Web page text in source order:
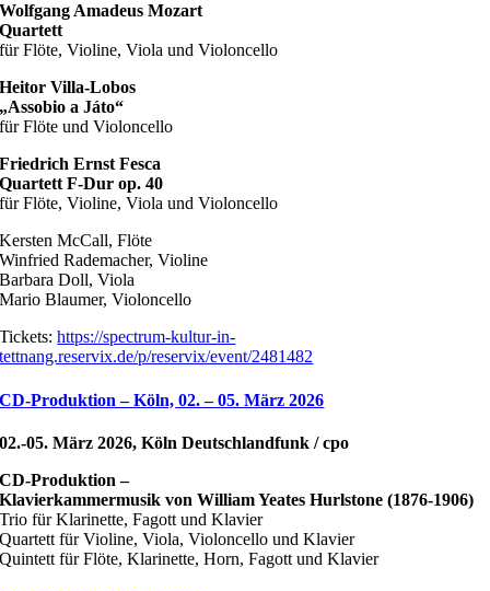
Wolfgang Amadeus Mozart
Quartett
für Flöte, Violine, Viola und Violoncello
Heitor Villa-Lobos
„Assobio a Játo“
für Flöte und Violoncello
Friedrich Ernst Fesca
Quartett F-Dur op. 40
für Flöte, Violine, Viola und Violoncello
Kersten McCall, Flöte
Winfried Rademacher, Violine
Barbara Doll, Viola
Mario Blaumer, Violoncello
Tickets:https://spectrum-kultur-in-
tettnang.reservix.de/p/reservix/event/2481482
CD-Produktion – Köln, 02. – 05. März 2026
02.-05. März 2026, Köln Deutschlandfunk / cpo
CD-Produktion –
Klavierkammermusik von William Yeates Hurlstone (1876-1906)
Trio für Klarinette, Fagott und Klavier
Quartett für Violine, Viola, Violoncello und Klavier
Quintett für Flöte, Klarinette, Horn, Fagott und Klavier